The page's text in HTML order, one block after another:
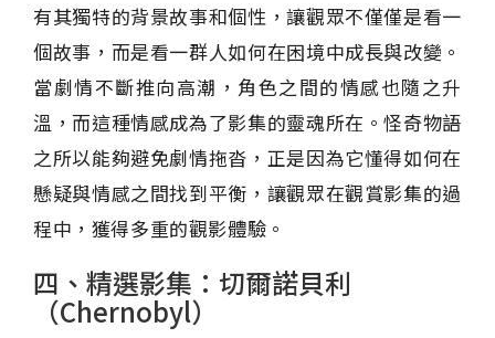
有其獨特的背景故事和個性，讓觀眾不僅僅是看一
個故事，而是看一群人如何在困境中成長與改變。
當劇情不斷推向高潮，角色之間的情感也隨之升
溫，而這種情感成為了影集的靈魂所在。怪奇物語
之所以能夠避免劇情拖沓，正是因為它懂得如何在
懸疑與情感之間找到平衡，讓觀眾在觀賞影集的過
程中，獲得多重的觀影體驗。
四、精選影集：切爾諾貝利
（Chernobyl）